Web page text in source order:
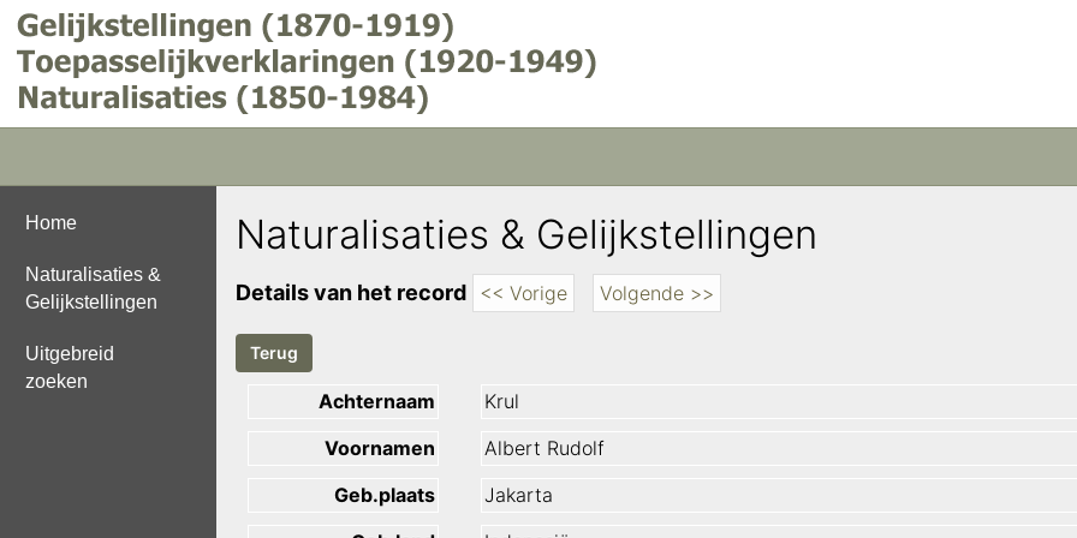
Home
Naturalisaties &
Gelijkstellingen
Uitgebreid
zoeken
Naturalisaties & Gelijkstellingen
Details van het record << Vorige Volgende >>
Achternaam
Krul
Voornamen
Albert Rudolf
Geb.plaats
Jakarta